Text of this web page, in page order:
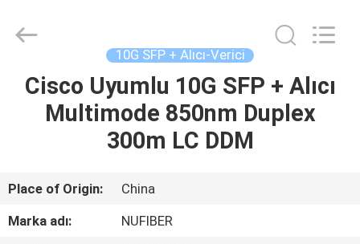
EV
HAKKIMIZDA
Co.,Ltd.
Developed
10G SFP + Alıcı-Verici
Cisco Uyumlu 10G SFP + Alıcı
Multimode 850nm Duplex
300m LC DDM
Place of Origin:
China
Marka adı:
NUFIBER